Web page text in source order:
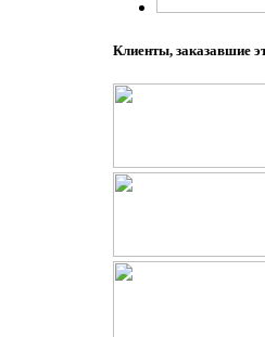
Клиенты, заказавшие